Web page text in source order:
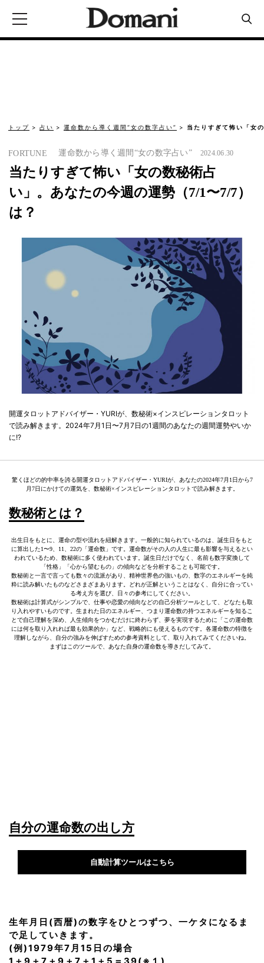
トップ 占い 運命数から導く週間“女の数字占い” 当たりすぎて怖い「女
FORTUNE 運命数から導く週間“女の数字占い” 2024.06.30
当たりすぎて怖い「女の数秘術占
い」。あなたの今週の運勢（7/1〜7/7）
は？
開運タロットアドバイザー・YURIが、数秘術×インスピレーションタロット
で読み解きます。2024年7月1日〜7月7日の1週間のあなたの週間運勢やいか
に!?
驚くほどの的中率を誇る開運タロットアドバイザー・YURIが、あなたの2024年7月1日から7
月7日にかけての運気を、数秘術×インスピレーションタロットで読み解きます。
数秘術とは？
出生日をもとに、運命の型や流れを紐解きます。一般的に知られているのは、誕生日をもと
に算出した1〜9、11、22の「運命数」です。運命数がその人の人生に最も影響を与えるとい
われているため、数秘術に多く使われています。誕生日だけでなく、名前も数字変換して
「性格」「心から望むもの」の傾向などを分析することも可能です。
数秘術と一言で言っても数々の流派があり、精神世界色の強いもの、数字のエネルギーを純
粋に読み解いたものなどさまざまあります。どれが正解ということはなく、自分に合ってい
る考え方を選び、日々の参考にしてください。
数秘術は計算式がシンプルで、仕事や恋愛の傾向などの自己分析ツールとして、どなたも取
り入れやすいものです。生まれた日のエネルギー、つまり運命数の持つエネルギーを知るこ
とで自己理解を深め、人生傾向をつかむだけに終わらず、夢を実現するために「この運命数
には何を取り入れれば最も効果的か」など、戦略的にも使えるものです。各運命数の特徴を
理解しながら、自分の強みを伸ばすための参考資料として、取り入れてみてくださいね。
まずはこのツールで、あなた自身の運命数を導きだしてみて。
自分の運命数の出し方
自動計算ツールはこちら
生年月日(西暦)の数字をひとつずつ、一ケタになるま
で足していきます。
(例)1979年7月15日の場合